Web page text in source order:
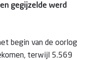
gegijzelde werd
begin van de oorlog
terwijl 5.569